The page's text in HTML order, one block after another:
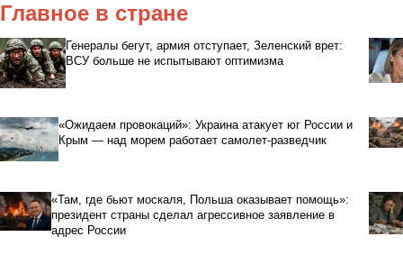
Главное в стране
Генералы бегут, армия отступает, Зеленский врет:
ВСУ больше не испытывают оптимизма
«Ожидаем провокаций»: Украина атакует юг России и
Крым — над морем работает самолет-разведчик
«Там, где бьют москаля, Польша оказывает помощь»:
президент страны сделал агрессивное заявление в
адрес России